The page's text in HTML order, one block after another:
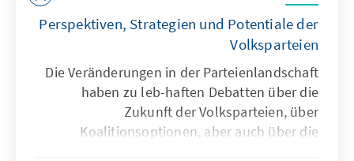
Perspektiven, Strategien und Potentiale der
Volksparteien
Die Veränderungen in der Parteienlandschaft
haben zu leb-haften Debatten über die
Zukunft der Volksparteien, über
Koalitionsoptionen, aber auch über die